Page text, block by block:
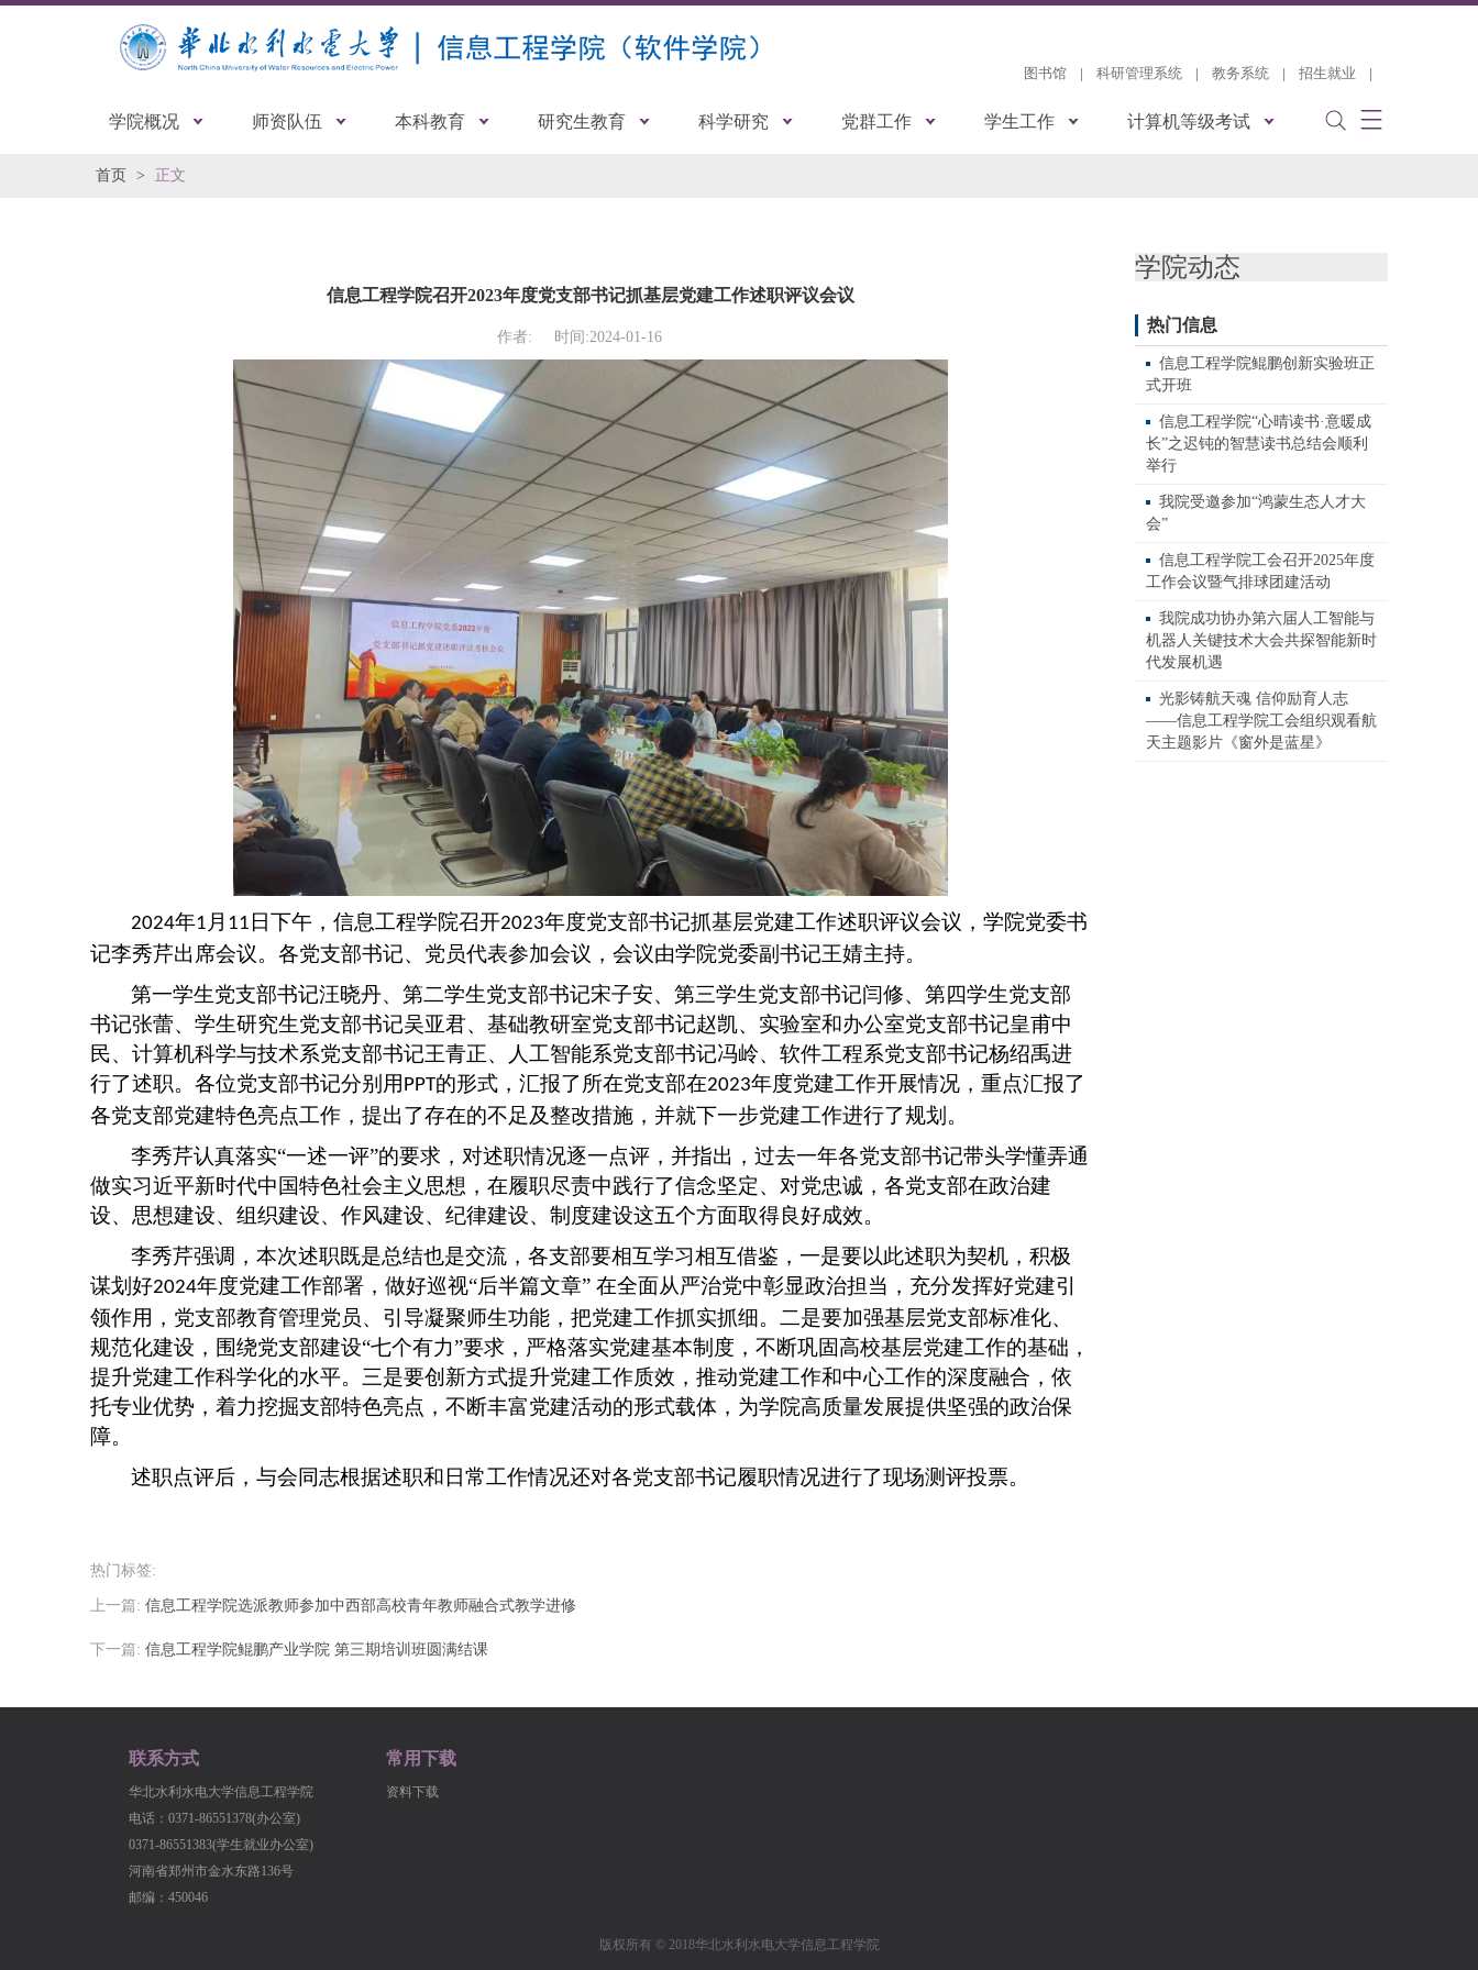
图书馆 | 科研管理系统 | 教务系统 | 招生就业 |
学院概况 师资队伍 本科教育 研究生教育 科学研究 党群工作 学生工作 计算机等级考试
首页 正文
信息工程学院召开2023年度党支部书记抓基层党建工作述职评议会议
作者: 时间:2024-01-16
2024年1 月 11 日下午，信息工程学院召开2023年度党支部书记抓基层党建工作述职评议会议，学院党委书
记李秀芹出席会议。各党支部书记、党员代表参加会议，会议由学院党委副书记王婧主持。
第一学生党支部书记汪晓丹、第二学生党支部书记宋子安、第三学生党支部书记闫修、第四学生党支部
书记张蕾、学生研究生党支部书记吴亚君、基础教研室党支部书记赵凯、实验室和办公室党支部书记皇甫中
民、计算机科学与技术系党支部书记王青正、人工智能系党支部书记冯岭、软件工程系党支部书记杨绍禹进
行了述职。各位党支部书记分别用 PPT的形式，汇报了所在党支部在2023年度党建工作开展情况，重点汇报了
各党支部党建特色亮点工作，提出了存在的不足及整改措施，并就下一步党建工作进行了规划。
李秀芹认真落实“一述一评”的要求，对述职情况逐一点评，并指出，过去一年各党支部书记带头学懂弄通
做实习近平新时代中国特色社会主义思想，在履职尽责中践行了信念坚定、对党忠诚，各党支部在政治建
设、思想建设、组织建设、作风建设、纪律建设、制度建设这五个方面取得良好成效。
李秀芹强调，本次述职既是总结也是交流，各支部要相互学习相互借鉴，一是要以此述职为契机，积极
谋划好2024年度党建工作部署，做好巡视“后半篇文章” 在全面从严治党中彰显政治担当，充分发挥好党建引
领作用，党支部教育管理党员、引导凝聚师生功能，把党建工作抓实抓细。二是要加强基层党支部标准化、
规范化建设，围绕党支部建设“七个有力”要求，严格落实党建基本制度，不断巩固高校基层党建工作的基础，
提升党建工作科学化的水平。三是要创新方式提升党建工作质效，推动党建工作和中心工作的深度融合，依
托专业优势，着力挖掘支部特色亮点，不断丰富党建活动的形式载体，为学院高质量发展提供坚强的政治保
障。
述职点评后，与会同志根据述职和日常工作情况还对各党支部书记履职情况进行了现场测评投票。
热门标签:
上一篇: 信息工程学院选派教师参加中西部高校青年教师融合式教学进修
下一篇: 信息工程学院鲲鹏产业学院 第三期培训班圆满结课
学院动态
热门信息
信息工程学院鲲鹏创新实验班正
式开班
信息工程学院“心晴读书·意暖成
长”之迟钝的智慧读书总结会顺利
举行
我院受邀参加“鸿蒙生态人才大
会”
信息工程学院工会召开2025年度
工作会议暨气排球团建活动
我院成功协办第六届人工智能与
机器人关键技术大会共探智能新时
代发展机遇
光影铸航天魂 信仰励育人志
——信息工程学院工会组织观看航
天主题影片《窗外是蓝星》
联系方式
华北水利水电大学信息工程学院
电话：0371-86551378(办公室)
0371-86551383(学生就业办公室)
河南省郑州市金水东路136号
邮编：450046
常用下载
资料下载
版权所有 © 2018华北水利水电大学信息工程学院